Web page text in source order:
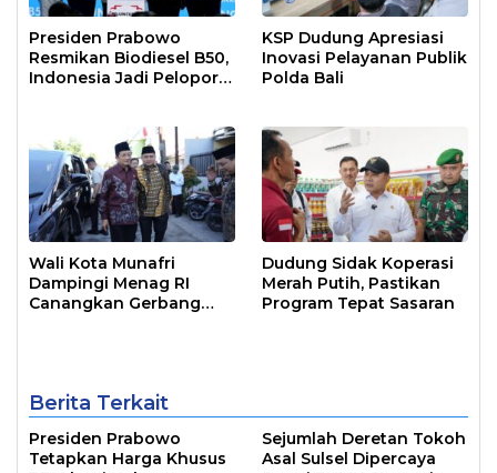
Presiden Prabowo
Resmikan Biodiesel B50,
Indonesia Jadi Pelopor
KSP Dudung Apresiasi
Inovasi Pelayanan Publik
Polda Bali
Wali Kota Munafri
Dampingi Menag RI
Canangkan Gerbang
Dudung Sidak Koperasi
Merah Putih, Pastikan
Program Tepat Sasaran
Berita Terkait
Presiden Prabowo
Tetapkan Harga Khusus
Sejumlah Deretan Tokoh
Asal Sulsel Dipercaya